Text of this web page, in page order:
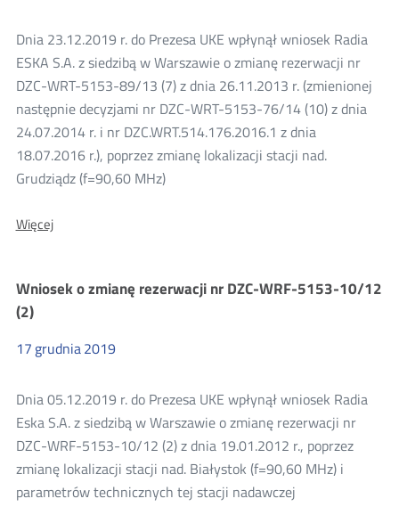
rezerwacji
2019
Dnia 23.12.2019 r. do Prezesa UKE wpłynął wniosek Radia
ESKA S.A. z siedzibą w Warszawie o zmianę rezerwacji nr
DZC-WRT-5153-89/13 (7) z dnia 26.11.2013 r. (zmienionej
następnie decyzjami nr DZC-WRT-5153-76/14 (10) z dnia
24.07.2014 r. i nr DZC.WRT.514.176.2016.1 z dnia
18.07.2016 r.), poprzez zmianę lokalizacji stacji nad.
Grudziądz (f=90,60 MHz)
WięcejO:
rezerwacji
5153-
Wniosek o zmianę rezerwacji nr DZC-WRF-5153-10/12
(2)
17 grudnia2019
Dnia 05.12.2019 r. do Prezesa UKE wpłynął wniosek Radia
Eska S.A. z siedzibą w Warszawie o zmianę rezerwacji nr
DZC-WRF-5153-10/12 (2) z dnia 19.01.2012 r., poprzez
zmianę lokalizacji stacji nad. Białystok (f=90,60 MHz) i
parametrów technicznych tej stacji nadawczej